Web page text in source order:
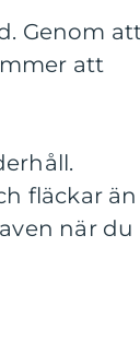
Genom
att
fläckar än
när du